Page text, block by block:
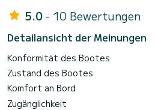
5.0 - 10 Bewertungen
Detailansicht der Meinungen
Konformität des Bootes
Zustand des Bootes
Komfort an Bord
Zugänglichkeit